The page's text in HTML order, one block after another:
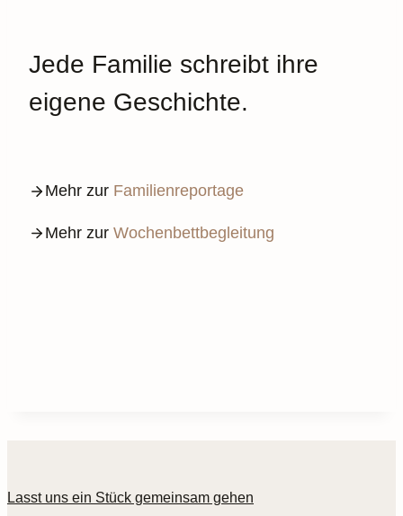
Jede Familie schreibt ihre
eigene Geschichte.
Mehr zur Familienreportage
Mehr zur Wochenbettbegleitung
Lasst uns ein Stück gemeinsam gehen